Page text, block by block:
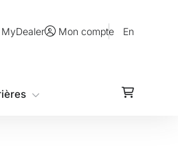
MyDealer Mon compte En